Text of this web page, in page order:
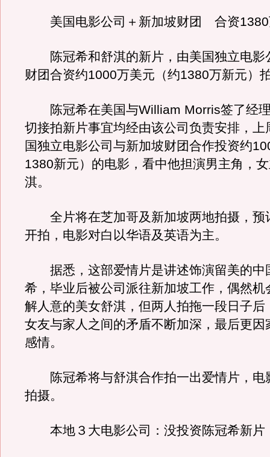
美国电影公司＋新加坡财团 合资1380
陈冠希和舒淇的新片，由美国独立电影
财团合资约1000万美元（约1380万新元）
陈冠希在美国与William Morris签了经
切接拍新片事宜均经由该公司负责安排，上
国独立电影公司与新加坡财团合作投资约
1380新元）的电影，看中他担演男主角，
淇。
全片将在芝加哥及新加坡两地拍摄，预
开拍，电影对白以华语及英语为主。
据悉，这部爱情片是讲述饰演留美的中
希，毕业后被公司派往新加坡工作，偶然机
解人意的美女舒淇，但两人拍拖一段日子后
女友与家人之间的矛盾不断加深，最后更因
感情。
陈冠希将与舒淇合作拍一出爱情片，电
拍摄。
本地３大电影公司：没投资陈冠希新片